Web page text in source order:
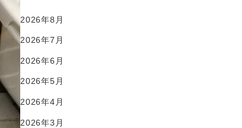
2026年8月
2026年7月
2026年6月
2026年5月
2026年4月
2026年3月